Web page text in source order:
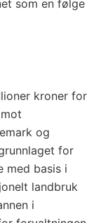
som en følge
kroner for
og
for
med basis i
landbruk
i